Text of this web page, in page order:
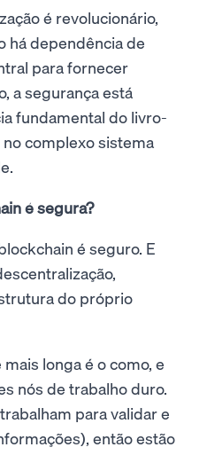
é revolucionário,
há dependência de
para fornecer
a segurança está
fundamental do livro-
complexo sistema
é segura?
é seguro. E
do próprio
longa é o como, e
nós de trabalho duro.
para validar e
então estão